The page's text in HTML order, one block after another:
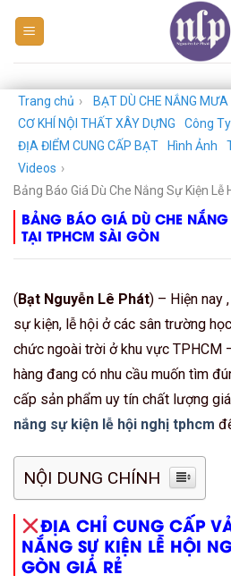
NHỰA
PHÁT
Trang chủ ›
BẠT DÙ CHE NẮNG MƯA
CƠ KHÍ NỘI THẤT XÂY DỰNG
Công
ĐỊA ĐIỂM CUNG CẤP BẠT
Hình Ảnh
Videos ›
Bảng Báo Giá Dù Che Nắng Sự Kiện Lễ
BẢNG BÁO GIÁ DÙ CHE
TẠI TPHCM SÀI GÒN
(Bạt Nguyễn Lê Phát) – Hiện nay
sự kiện, lễ hội ở các sân trường
chức ngoài trời ở khu vực TPHCM
hàng đang có nhu cầu muốn tìm
cấp sản phẩm uy tín chất lượng
nắng sự kiện lễ hội nghị tphcm
NỘI DUNG CHÍNH
ĐỊA CHỈ CUNG CẤP
NẮNG SỰ KIỆN LỄ HỘI
GÒN GIÁ RẺ